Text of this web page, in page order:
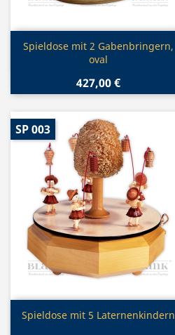
Vorschau
Spieldose mit 2 Gabenbringern,
oval
427,00 €
Vorschau
Spieldose mit 5 Laternenkindern
SP 003